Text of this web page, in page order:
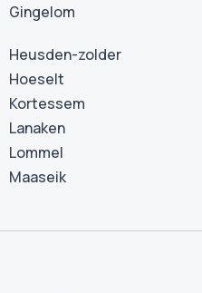
Gingelom
Heusden-zolder
Hoeselt
Kortessem
Lanaken
Lommel
Maaseik